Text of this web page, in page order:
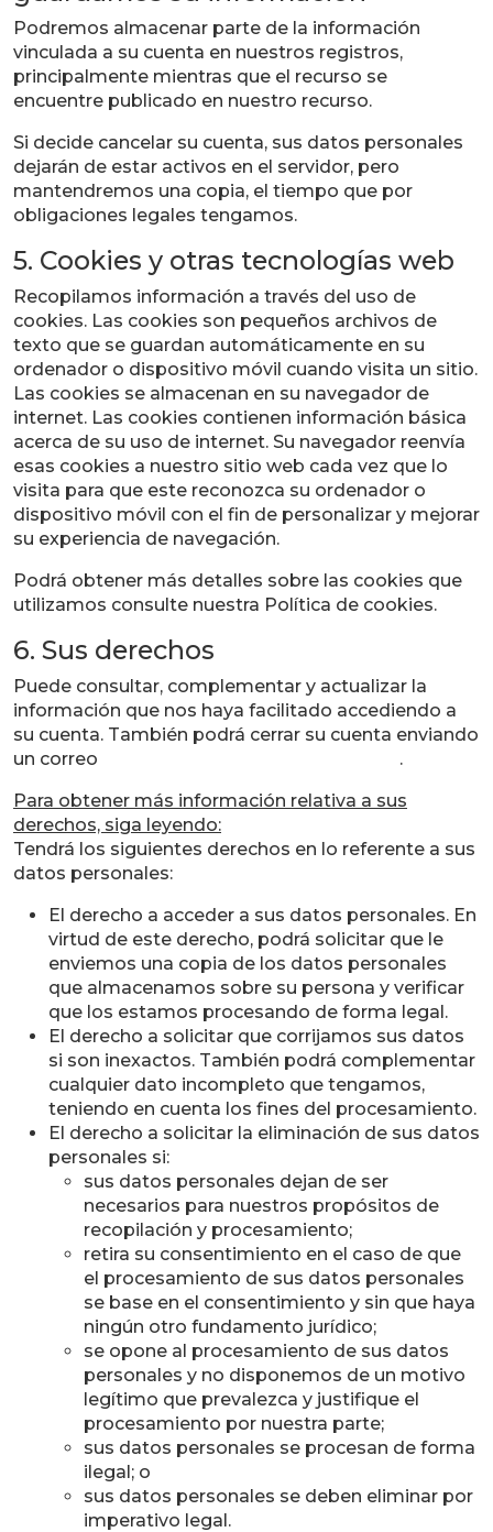
Podremos almacenar parte de la información
vinculada a su cuenta en nuestros registros,
principalmente mientras que el recurso se
encuentre publicado en nuestro recurso.
Si decide cancelar su cuenta, sus datos personales
dejarán de estar activos en el servidor, pero
mantendremos una copia, el tiempo que por
obligaciones legales tengamos.
5. Cookies y otras tecnologías web
Recopilamos información a través del uso de
cookies. Las cookies son pequeños archivos de
texto que se guardan automáticamente en su
ordenador o dispositivo móvil cuando visita un sitio.
Las cookies se almacenan en su navegador de
internet. Las cookies contienen información básica
acerca de su uso de internet. Su navegador reenvía
esas cookies a nuestro sitio web cada vez que lo
visita para que este reconozca su ordenador o
dispositivo móvil con el fin de personalizar y mejorar
su experiencia de navegación.
Podrá obtener más detalles sobre las cookies que
utilizamos consulte nuestra Política de cookies.
6. Sus derechos
Puede consultar, complementar y actualizar la
información que nos haya facilitado accediendo a
su cuenta. También podrá cerrar su cuenta enviando
un correo
.
Para obtener más información relativa a sus
derechos, siga leyendo:
Tendrá los siguientes derechos en lo referente a sus
datos personales:
El derecho a acceder a sus datos personales. En
virtud de este derecho, podrá solicitar que le
enviemos una copia de los datos personales
que almacenamos sobre su persona y verificar
que los estamos procesando de forma legal.
El derecho a solicitar que corrijamos sus datos
si son inexactos. También podrá complementar
cualquier dato incompleto que tengamos,
teniendo en cuenta los fines del procesamiento.
El derecho a solicitar la eliminación de sus datos
personales si:
sus datos personales dejan de ser
necesarios para nuestros propósitos de
recopilación y procesamiento;
retira su consentimiento en el caso de que
el procesamiento de sus datos personales
se base en el consentimiento y sin que haya
ningún otro fundamento jurídico;
se opone al procesamiento de sus datos
personales y no disponemos de un motivo
legítimo que prevalezca y justifique el
procesamiento por nuestra parte;
sus datos personales se procesan de forma
ilegal; o
sus datos personales se deben eliminar por
imperativo legal.